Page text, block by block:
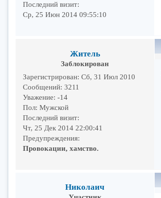
Последний визит:
Ср, 25 Июн 2014 09:55:10
Житель
Заблокирован
Зарегистрирован: Сб, 31 Июл 2010
Сообщений: 3211
Уважение: -14
Пол: Мужской
Последний визит:
Чт, 25 Дек 2014 22:00:41
Предупреждения:
Провокации, хамство.
Николаич